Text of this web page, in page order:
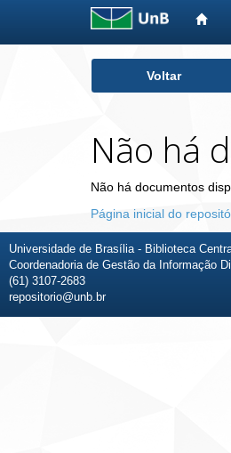
Voltar
Não há
Não há documentos
Página inicial do
Universidade de Brasília - Biblioteca
Coordenadoria de Gestão da Informação
(61) 3107-2683
repositorio@unb.br